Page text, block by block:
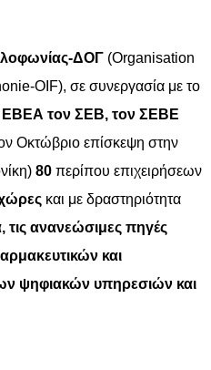
ΔΟΓ (Organisation
OIF), σε συνεργασία με το
ΕΒΕΑ τον ΣΕΒ, τον ΣΕΒΕ
Οκτώβριο επίσκεψη στην
80 περίπου επιχειρήσεων
και με δραστηριότητα
τις ανανεώσιμες πηγές
και
ψηφιακών υπηρεσιών και